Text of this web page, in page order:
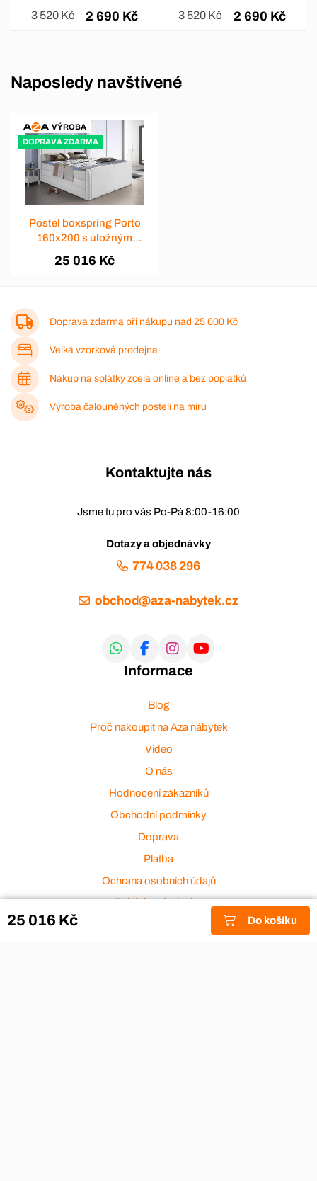
25 016 Kč Do košíku
3 520 Kč 2 690 Kč 3 520 Kč 2 690 Kč
Naposledy navštívené
VÝROBA
DOPRAVA ZDARMA
Postel boxspring Porto
160x200 s úložným
25 016 Kč
Doprava zdarma při nákupu nad 25 000 Kč
Velká vzorková prodejna
Nákup na splátky zcela online a bez poplatků
Výroba čalouněných postelí na míru
Kontaktujte nás
Jsme tu pro vás Po-Pá 8:00-16:00
Dotazy a objednávky
774 038 296
obchod@aza-nabytek.cz
Informace
Blog
Proč nakoupit na Aza nábytek
Video
O nás
Hodnocení zákazníků
Obchodní podmínky
Doprava
Platba
Ochrana osobních údajů
Zakázková výroba